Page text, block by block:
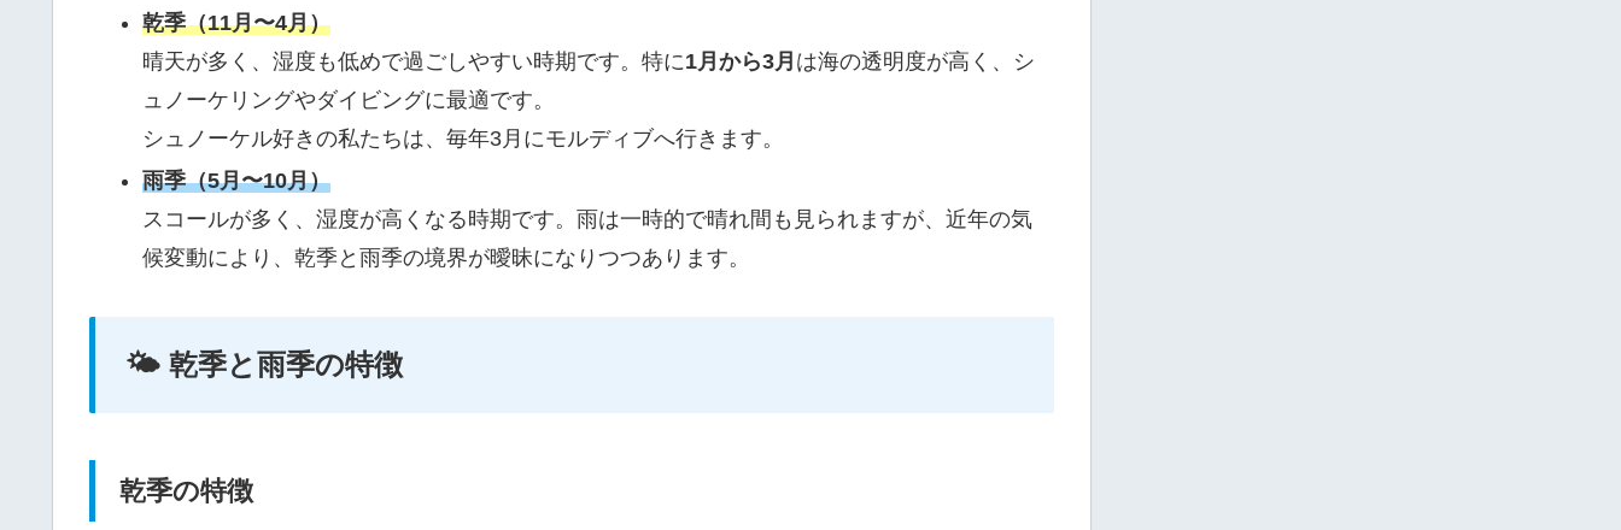
乾季（11月〜4月）
晴天が多く、湿度も低めで過ごしやすい時期です。特に1月から3月 は海の透明度が高く、シ
ュノーケリングやダイビングに最適です。
シュノーケル好きの私たちは、毎年3月にモルディブへ行きます。
雨季（5月〜10月）
スコールが多く、湿度が高くなる時期です。雨は一時的で晴れ間も見られますが、近年の気
候変動により、乾季と雨季の境界が曖昧になりつつあります。
🌤 乾季と雨季の特徴
乾季の特徴